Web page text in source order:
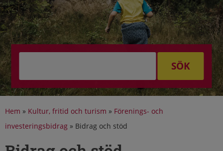
SÖK
Hem » Kultur, fritid och turism » Förenings- och
investeringsbidrag » Bidrag och stöd